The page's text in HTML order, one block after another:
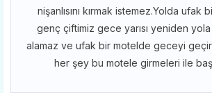
nişanlısını kırmak istemez.Yolda ufak
genç çiftimiz gece yarısı yeniden yola
alamaz ve ufak bir motelde geceyi
her şey bu motele girmeleri ile